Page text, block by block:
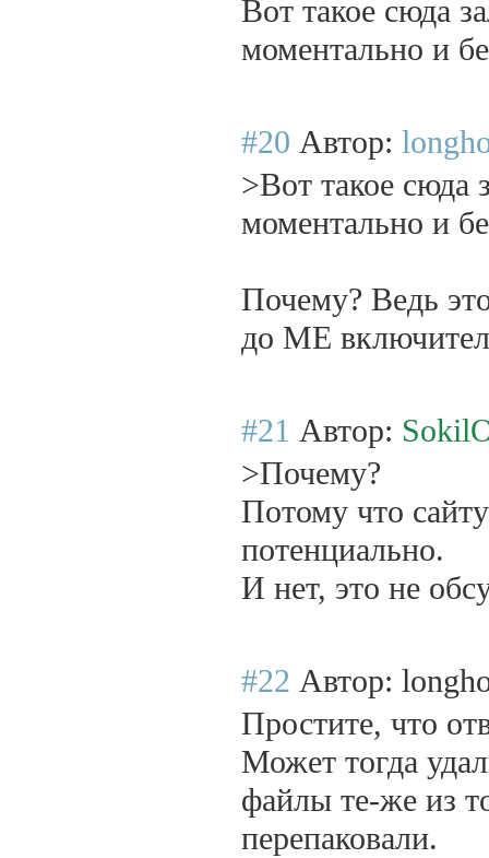
Вот такое сюда
моментально и
#20 Автор:
>Вот такое сюда
моментально и
Почему? Ведь
до ME
#21 Автор:
>Почему?
Потому что
потенциально.
И нет, это не
#22 Автор:
Простите, что
Может тогда
файлы те-же из
перепаковали.